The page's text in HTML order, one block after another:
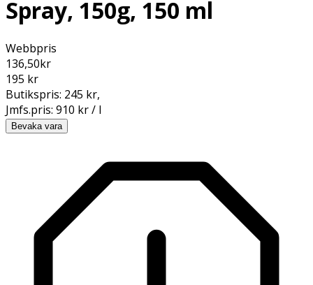
Spray, 150g, 150 ml
Webbpris
136,50kr
195 kr
Butikspris: 245 kr,
Jmfs.pris: 910 kr / l
Bevaka vara